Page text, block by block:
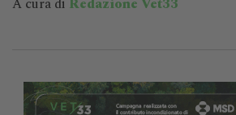
A cura di Redazione Vet33